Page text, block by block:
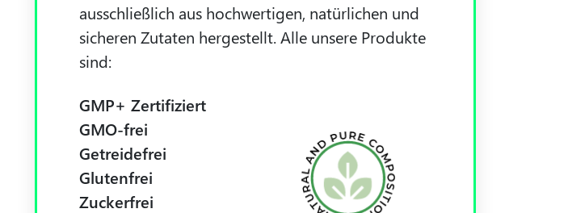
ausschließlich aus hochwertigen, natürlichen und
sicheren Zutaten hergestellt. Alle unsere Produkte
sind:
GMP+ Zertifiziert
GMO-frei
Getreidefrei
Glutenfrei
Zuckerfrei